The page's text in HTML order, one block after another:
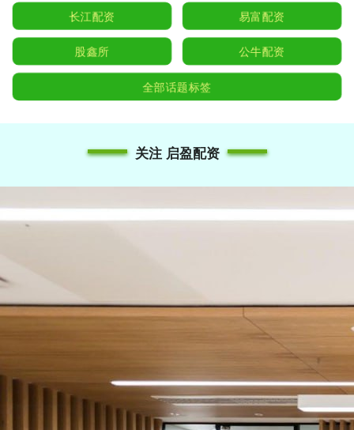
长江配资 易富配资
股鑫所 公牛配资
全部话题标签
关注 启盈配资